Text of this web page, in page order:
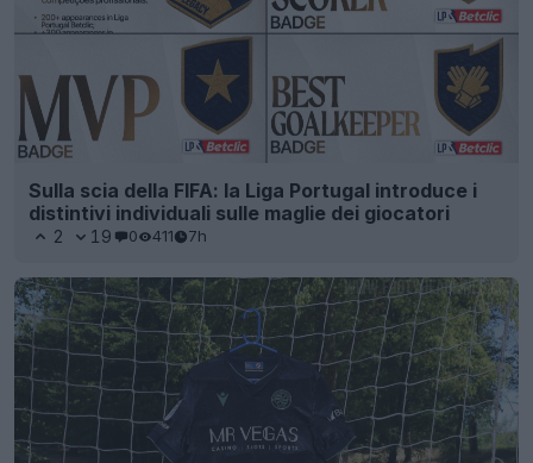
Sulla scia della FIFA: la Liga Portugal introduce i
distintivi individuali sulle maglie dei giocatori
2 19 0 411 7h